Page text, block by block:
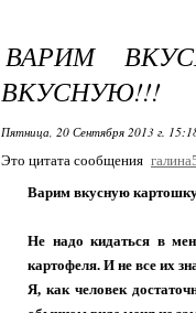
ВАРИМ
ВКУСНУЮ!!!
Пятница, 20 Сентября 2013 г.
Это цитата сообщения
Варим вкусную
Не надо кидаться в
картофеля. И не все их
Я, как человек